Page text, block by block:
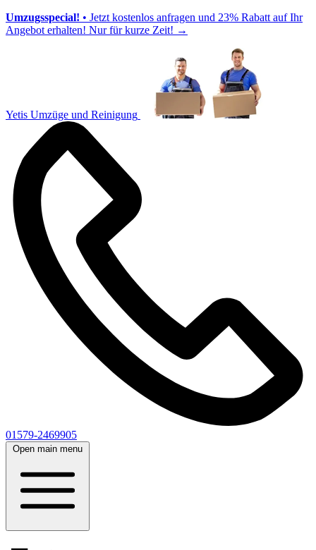
Umzugsspecial! • Jetzt kostenlos anfragen und 23% Rabatt auf Ihr
Angebot erhalten! Nur für kurze Zeit! →
Yetis Umzüge und Reinigung
01579-2469905
Open main menu